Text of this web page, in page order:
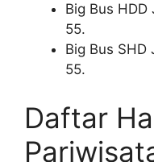
Big Bus
55.
Big Bus
55.
Daftar